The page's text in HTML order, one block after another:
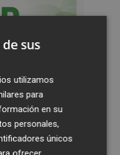
sus
utilizamos
para
en su
personales,
únicos